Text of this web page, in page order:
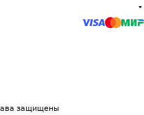
защищены